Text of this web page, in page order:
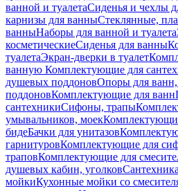
ванной и туалетаСиденья и чехлы
карнизы для ванныСтеклянные,
ванныНаборы для ванной и туалета
косметическиеСиденья для ванны
туалетаЭкран-дверки в туалет
ванную Комплектующие для
душевых поддоновОпоры для
поддоновКомплектующие для ванн
сантехникиСифоны, трапы
умывальников, моек
бидеБачки для унитазов
гарнитуровКомплектующие для
траповКомплектующие для
душевых кабин, уголков
мойкиКухонные мойки со